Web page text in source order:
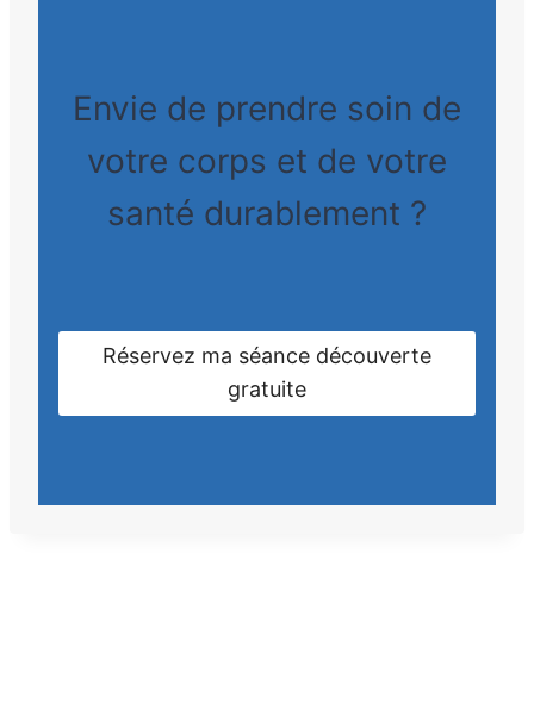
Envie de prendre soin de
votre corps et de votre
santé durablement ?
Réservez ma séance découverte
gratuite